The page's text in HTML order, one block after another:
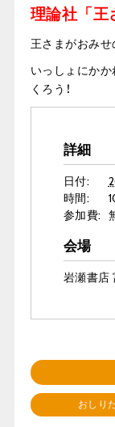
理論社「王
王さまがおみ
いっしょにか
くろう！
詳細
日付:
時間:
参加費:
会場
岩瀬書店
おしり